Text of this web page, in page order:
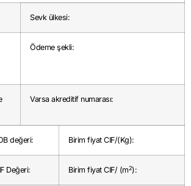
Sevk ülkesi:
Ödeme şekli:
Varsa akreditif numarası:
değeri: Birim fiyat CIF/(Kg):
Değeri: Birim fiyat CIF/ (m2):